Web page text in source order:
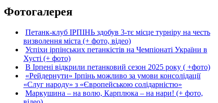
Фотогалерея
Петанк-клуб ІРПІНЬ здобув 3-тє місце турніру на честь
визволення міста (+ фото, відео)
Успіхи ірпінських петанкістів на Чемпіонаті України в
Хусті (+ фото)
В Ірпені відкрили петанковий сезон 2025 року ( +фото)
«Рейдернути» Ірпінь можливо за умови консолідації
«Слуг народу» з «Європейською солідарністю»
Маркушина – на волю, Карплюка – на нари! (+ фото,